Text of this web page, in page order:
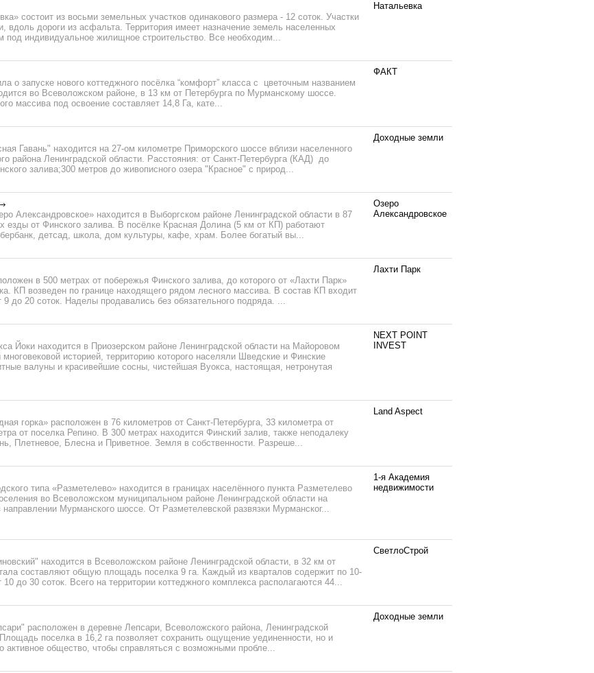
состоит из восьми земельных участков одинакового размера - 12 соток. Участки
вдоль дороги из асфальта. Территория имеет назначение земель населенных
под индивидуальное жилищное строительство. Все необходим...
Натальевка
о запуске нового коттеджного посёлка “комфорт” класса с цветочным названием
во Всеволожском районе, в 13 км от Петербурга по Мурманскому шоссе.
массива под освоение составляет 14,8 Га, кате...
ФАКТ
Гавань" находится на 27-ом километре Приморского шоссе вблизи населенного
района Ленинградской области. Расстояния: от Санкт-Петербурга (КАД) до
залива;300 метров до живописного озера "Красное" с природ...
Доходные земли
Александровское» находится в Выборгском районе Ленинградской области в 87
езды от Финского залива. В посёлке Красная Долина (5 км от КП) работают
детсад, школа, дом культуры, кафе, храм. Более богатый вы...
Озеро
Александровское
в 500 метрах от побережья Финского залива, до которого от «Лахти Парк»
КП возведен по границе находящего рядом лесного массива. В состав КП входит
до 20 соток. Наделы продавались без обязательного подряда. ...
Лахти Парк
Йоки находится в Приозерском районе Ленинградской области на Майоровом
многовековой историей, территорию которого населяли Шведские и Финские
валуны и красивейшие сосны, чистейшая Вуокса, настоящая, нетронутая
NEXT POINT
INVEST
горка» расположен в 76 километров от Санкт-Петербурга, 33 километра от
от поселка Репино. В 300 метрах находится Финский залив, также неподалеку
Плетневое, Блесна и Приветное. Земля в собственности. Разреше...
Land Aspect
типа «Разметелево» находится в границах населённого пункта Разметелево
во Всеволожском муниципальном районе Ленинградской области на
Мурманского шоссе. От Разметелевской развязки Мурманског...
1-я Академия
недвижимости
находится в Всеволожском районе Ленинградской области, в 32 км от
составляют общую площадь поселка 9 га. Каждый из кварталов содержит по 10-
до 30 соток. Всего на территории коттеджного комплекса располагаются 44...
СветлоСтрой
расположен в деревне Лепсари, Всеволожского района, Ленинградской
поселка в 16,2 га позволяет сохранить ощущение уединенности, но и
активное общество, чтобы справляться с возможными пробле...
Доходные земли